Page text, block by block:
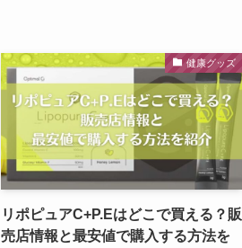
健康グッズ
リポピュアC+P.Eはどこで買える？販
売店情報と最安値で購入する方法を